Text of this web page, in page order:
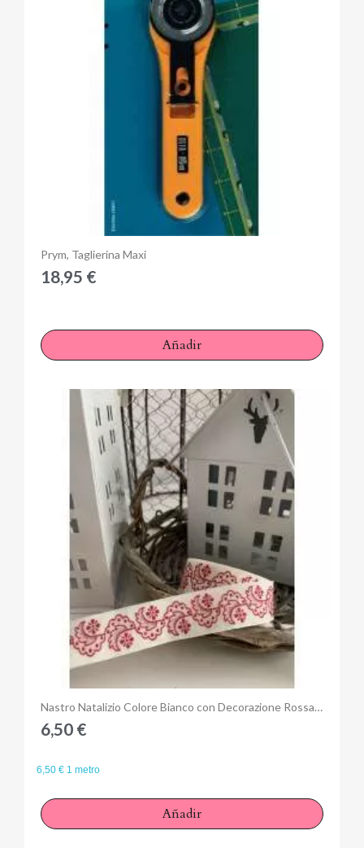
Prym, Taglierina Maxi
18,95 €
Añadir
Anteprima Nastro Natalizio Colore Bianco con Decorazione Rossa Altezza 20 mm
6,50 €
6,50 € 1 metro
Añadir